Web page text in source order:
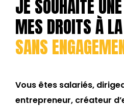
JE SOUHAITE
MES DROITS À
SANS
Vous êtes salariés,
entrepreneur, créateur